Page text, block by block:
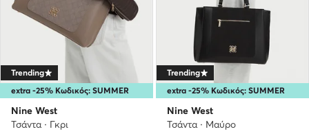
extra -25% Κωδικός: SUMMER
Trending
Nine West
Τσάντα · Γκρι
extra -25% Κωδικός: SUMMER
Trending
Nine West
Τσάντα · Μαύρο